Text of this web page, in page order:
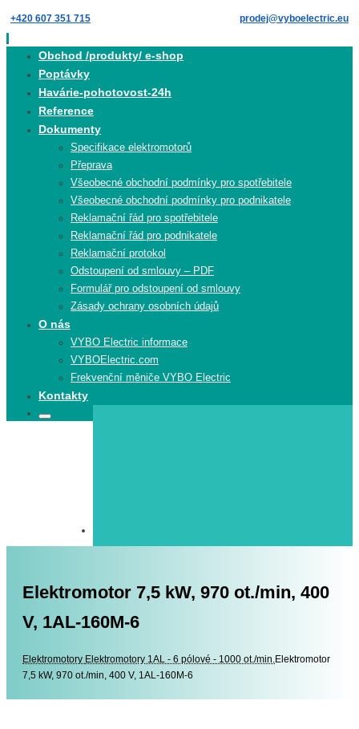
Skip
to
content
+420 607 351 715 prodej@vyboelectric.eu
Obchod /produkty/ e-shop
Poptávky
Havárie-pohotovost-24h
Reference
Dokumenty
Specifikace elektromotorů
Přeprava
Všeobecné obchodní podmínky pro spotřebitele
Všeobecné obchodní podmínky pro podnikatele
Reklamační řád pro spotřebitele
Reklamační řád pro podnikatele
Reklamační protokol
Odstoupení od smlouvy – PDF
Formulář pro odstoupení od smlouvy
Zásady ochrany osobních údajů
O nás
VYBO Electric informace
VYBOElectric.com
Frekvenční měniče VYBO Electric
Kontakty
Search
Search
Elektromotor 7,5 kW, 970 ot./min, 400
V, 1AL-160M-6
Elektromotory Elektromotory
Elektromotory 1AL - 6 pólové - 1000 ot./min.Elektromotor
7,5 kW, 970 ot./min, 400 V, 1AL-160M-6